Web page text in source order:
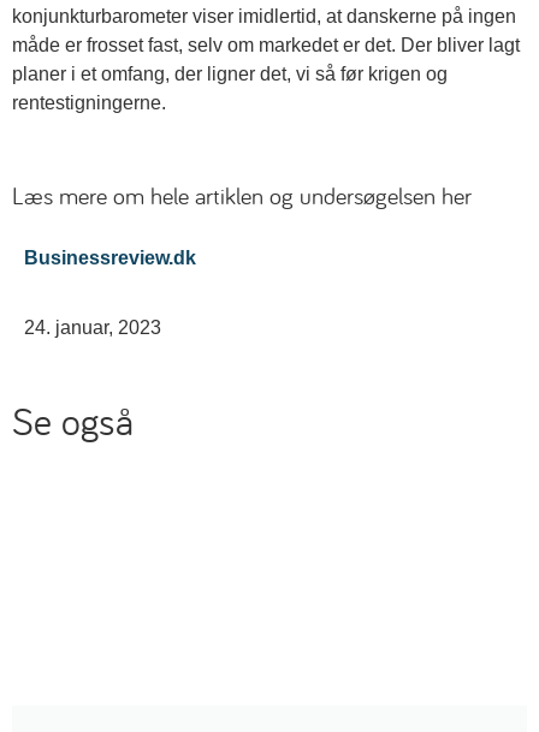
konjunkturbarometer viser imidlertid, at danskerne på ingen
måde er frosset fast, selv om markedet er det. Der bliver lagt
planer i et omfang, der ligner det, vi så før krigen og
rentestigningerne.
Læs mere om hele artiklen og undersøgelsen her
Businessreview.dk
24. januar, 2023
Se også